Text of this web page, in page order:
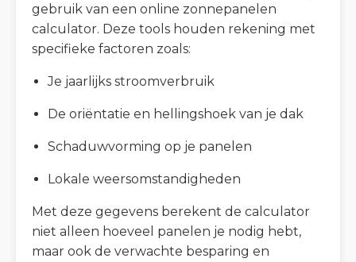
gebruik van een online zonnepanelen
calculator. Deze tools houden rekening met
specifieke factoren zoals:
Je jaarlijks stroomverbruik
De oriëntatie en hellingshoek van je dak
Schaduwvorming op je panelen
Lokale weersomstandigheden
Met deze gegevens berekent de calculator
niet alleen hoeveel panelen je nodig hebt,
maar ook de verwachte besparing en